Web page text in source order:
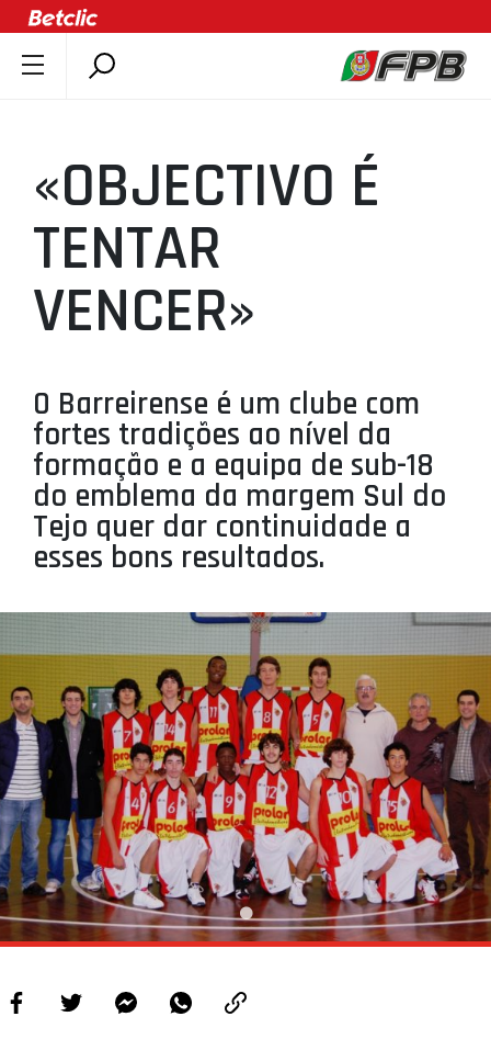
ÚLTIMAS
COMPETIÇÕES
ASSOCIAÇÕES
CLUBES
AGENTES
SELEÇÕES
MINIBASQUETE
ÁREA TÉCNICA
PROJETOS
LIGA BETCLIC MASCULINA
LIGA BETCLIC FEMININA
«OBJECTIVO É
TENTAR
VENCER»
O Barreirense é um clube com
fortes tradições ao nível da
formação e a equipa de sub-18
do emblema da margem Sul do
Tejo quer dar continuidade a
esses bons resultados.